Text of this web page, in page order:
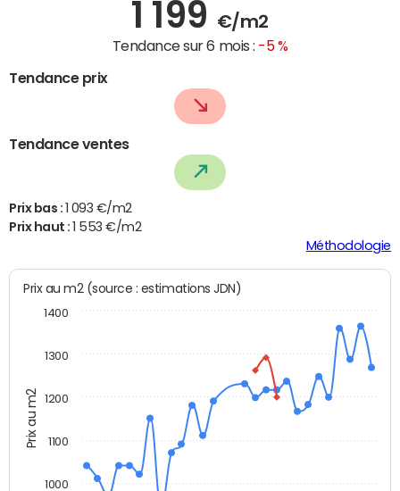
1 199 €/m2
Tendance sur 6 mois : -5 %
Tendance prix
Tendance ventes
Prix bas : 1 093 €/m2
Prix haut :1 553 €/m2
Méthodologie
Prix au m2
Prix au m2 (source : estimations JDN)
1000
1100
1200
1300
1400